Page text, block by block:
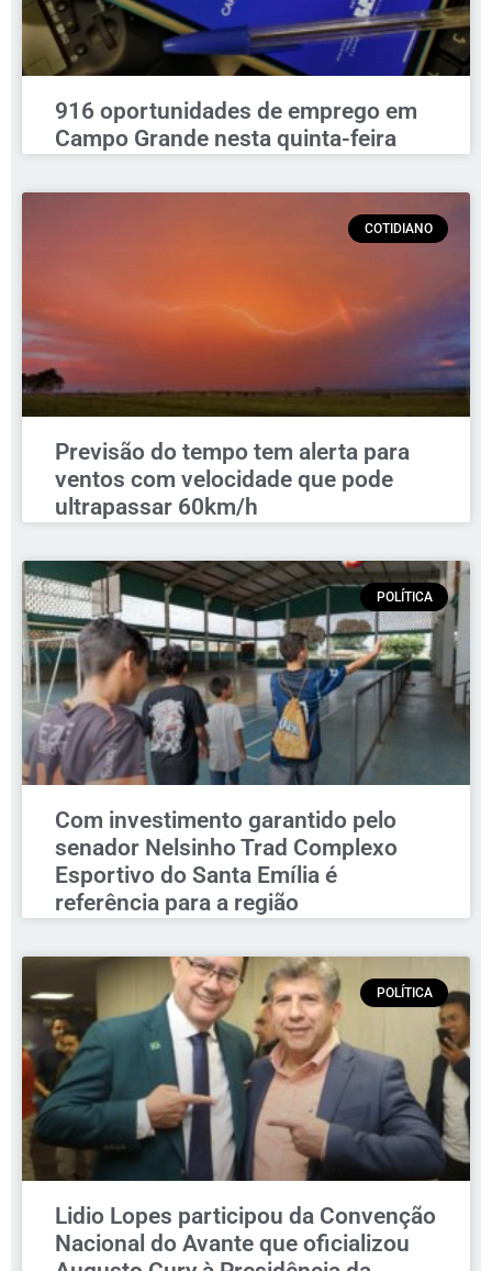
916 oportunidades de emprego em
Campo Grande nesta quinta-feira
COTIDIANO
Previsão do tempo tem alerta para
ventos com velocidade que pode
ultrapassar 60km/h
POLÍTICA
Com investimento garantido pelo
senador Nelsinho Trad Complexo
Esportivo do Santa Emília é
referência para a região
POLÍTICA
Lidio Lopes participou da Convenção
Nacional do Avante que oficializou